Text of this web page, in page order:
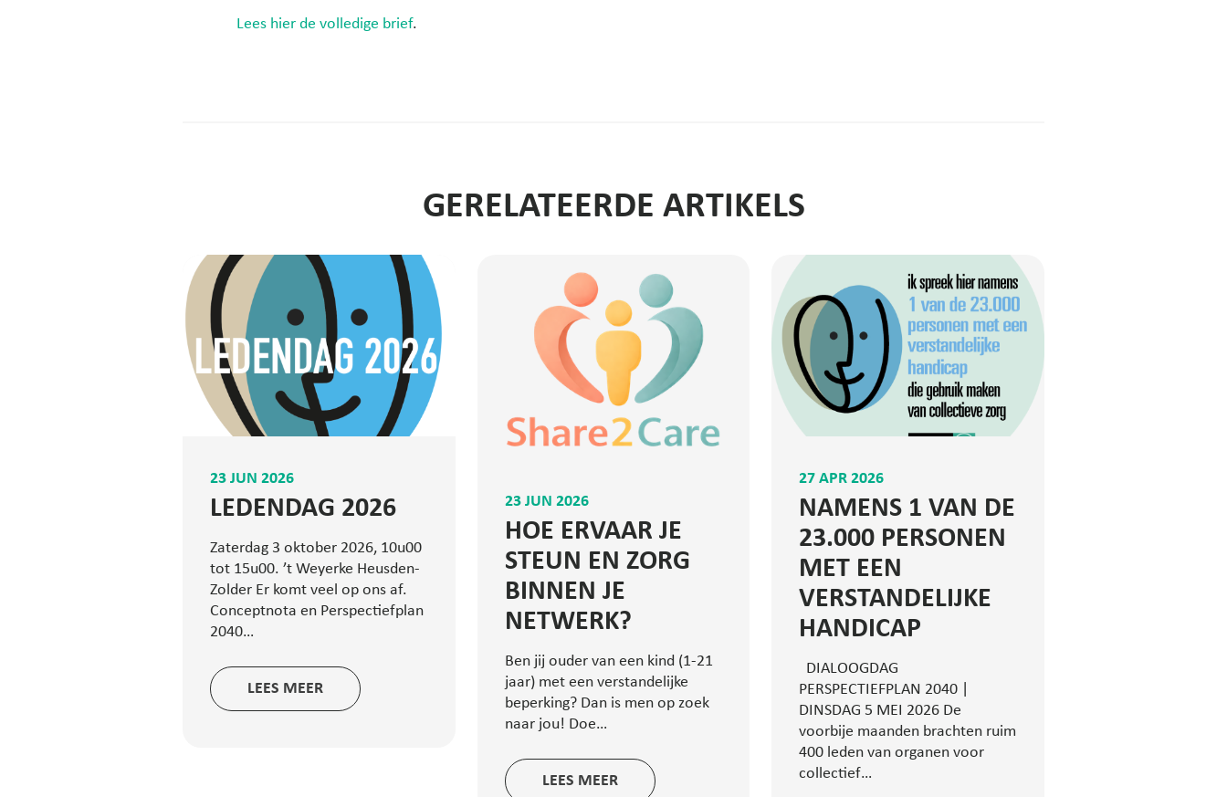
Lees hier de volledige brief.
GERELATEERDE ARTIKELS
23 JUN 2026
LEDENDAG 2026
Zaterdag 3 oktober 2026, 10u00
tot 15u00. ’t Weyerke Heusden-
Zolder Er komt veel op ons af.
Conceptnota en Perspectiefplan
2040…
LEES MEER
23 JUN 2026
HOE ERVAAR JE
STEUN EN ZORG
BINNEN JE
NETWERK?
Ben jij ouder van een kind (1-21
jaar) met een verstandelijke
beperking? Dan is men op zoek
naar jou! Doe…
LEES MEER
27 APR 2026
NAMENS 1 VAN DE
23.000 PERSONEN
MET EEN
VERSTANDELIJKE
HANDICAP
DIALOOGDAG
PERSPECTIEFPLAN 2040 |
DINSDAG 5 MEI 2026 De
voorbije maanden brachten ruim
400 leden van organen voor
collectief…